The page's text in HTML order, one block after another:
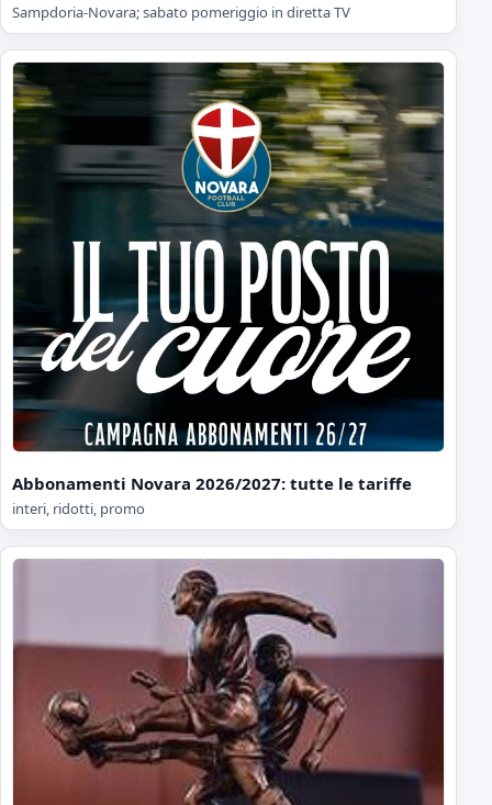
Sampdoria-Novara; sabato pomeriggio in diretta TV
Abbonamenti Novara 2026/2027: tutte le tariffe
interi, ridotti, promo